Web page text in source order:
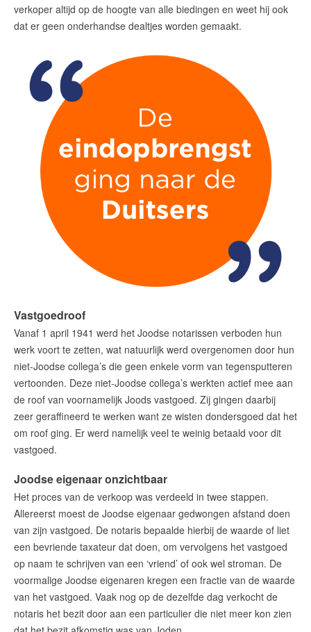
verkoper altijd op de hoogte van alle biedingen en weet hij ook
dat er geen onderhandse dealtjes worden gemaakt.
Vastgoedroof
Vanaf 1 april 1941 werd het Joodse notarissen verboden hun
werk voort te zetten, wat natuurlijk werd overgenomen door hun
niet-Joodse collega’s die geen enkele vorm van tegensputteren
vertoonden. Deze niet-Joodse collega’s werkten actief mee aan
de roof van voornamelijk Joods vastgoed. Zij gingen daarbij
zeer geraffineerd te werken want ze wisten dondersgoed dat het
om roof ging. Er werd namelijk veel te weinig betaald voor dit
vastgoed.
Joodse eigenaar onzichtbaar
Het proces van de verkoop was verdeeld in twee stappen.
Allereerst moest de Joodse eigenaar gedwongen afstand doen
van zijn vastgoed. De notaris bepaalde hierbij de waarde of liet
een bevriende taxateur dat doen, om vervolgens het vastgoed
op naam te schrijven van een ‘vriend’ of ook wel stroman. De
voormalige Joodse eigenaren kregen een fractie van de waarde
van het vastgoed. Vaak nog op de dezelfde dag verkocht de
notaris het bezit door aan een particulier die niet meer kon zien